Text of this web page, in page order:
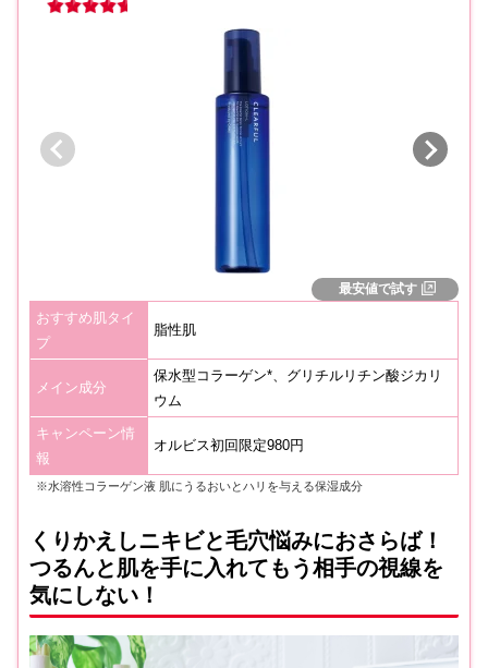
最安値で試す
おすすめ肌タイ
プ
脂性肌
メイン成分
保水型コラーゲン*、グリチルリチン酸ジカリ
ウム
キャンペーン情
報
オルビス初回限定980円
※水溶性コラーゲン液 肌にうるおいとハリを与える保湿成分
くりかえしニキビと毛穴悩みにおさらば！
つるんと肌を手に入れてもう相手の視線を
気にしない！